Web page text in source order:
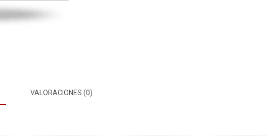
VALORACIONES (0)